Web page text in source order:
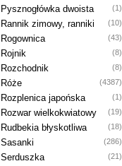
Pysznogłówka dwoista (1)
Rannik zimowy, ranniki (10)
Rogownica (43)
Rojnik (8)
Rozchodnik (8)
Róże (4387)
Rozplenica japońska (1)
Rozwar wielkokwiatowy (19)
Rudbekia błyskotliwa (18)
Sasanki (286)
Serduszka (21)